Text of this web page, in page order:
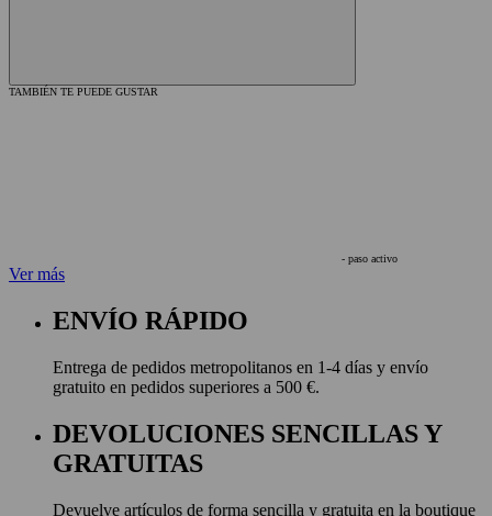
TAMBIÉN TE PUEDE GUSTAR
- paso activo
Ver más
ENVÍO RÁPIDO
Entrega de pedidos metropolitanos en 1-4 días y envío
gratuito en pedidos superiores a 500 €.
DEVOLUCIONES SENCILLAS Y
GRATUITAS
Devuelve artículos de forma sencilla y gratuita en la boutique